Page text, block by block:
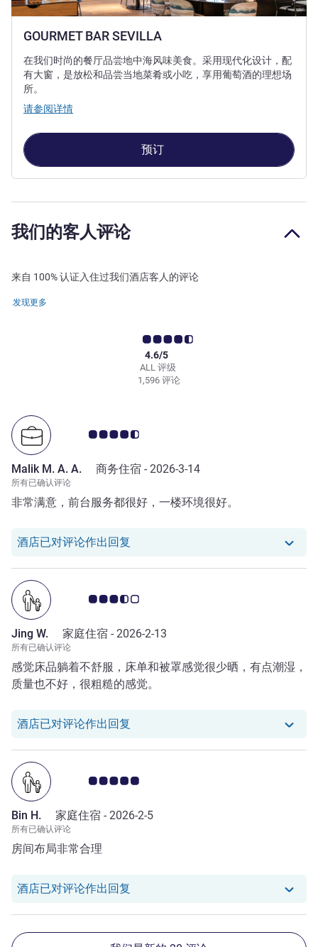
GOURMET BAR SEVILLA
在我们时尚的餐厅品尝地中海风味美食。采用现代化设计，配
有大窗，是放松和品尝当地菜肴或小吃，享用葡萄酒的理想场
所。
请参阅详情
预订
我们的客人评论
来自 100% 认证入住过我们酒店客人的评论
发现更多
ALL 评级
4.6/5
1,596 评论
客户意见评级 4.5/5
Malik M. A. A. 商务住宿 - 2026-3-14
所有已确认评论
非常满意，前台服务都很好，一楼环境很好。
酒店已对评论作出回复 我们酒店已对 Malik M. A. A. 的评论
客户意见评级 3.5/5
Jing W. 家庭住宿 - 2026-2-13
所有已确认评论
感觉床品躺着不舒服，床单和被罩感觉很少晒，有点潮湿，
质量也不好，很粗糙的感觉。
酒店已对评论作出回复 我们酒店已对 Jing W. 的评论作出回
客户意见评级 5.0/5
Bin H. 家庭住宿 - 2026-2-5
所有已确认评论
房间布局非常合理
酒店已对评论作出回复 我们酒店已对 Bin H. 的评论作出回复